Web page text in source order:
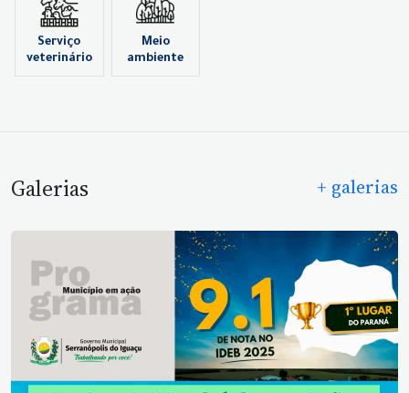
Serviço
veterinário
Meio
ambiente
Galerias + galerias